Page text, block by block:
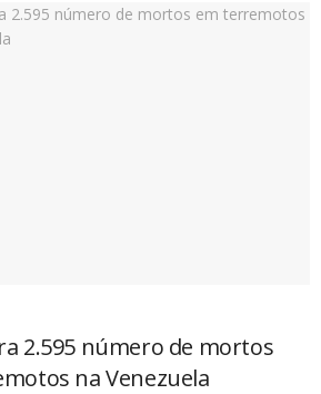
2.595 número de mortos
na Venezuela